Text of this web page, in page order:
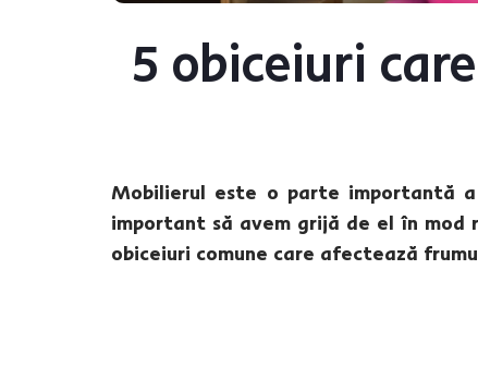
5 obiceiuri
Mobilierul este o parte importantă
important să avem grijă de el în mod
obiceiuri comune care afectează